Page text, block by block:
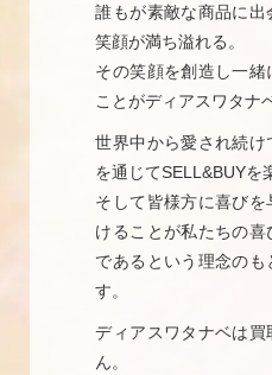
誰もが素敵な商品に出
笑顔が満ち溢れる。
その笑顔を創造し一
ことがディアスワタナ
世界中から愛され続
を通じてSELL&BUYを
そして皆様方に喜び
けることが私たちの
であるという理念のも
す。
ディアスワタナベは
ん。